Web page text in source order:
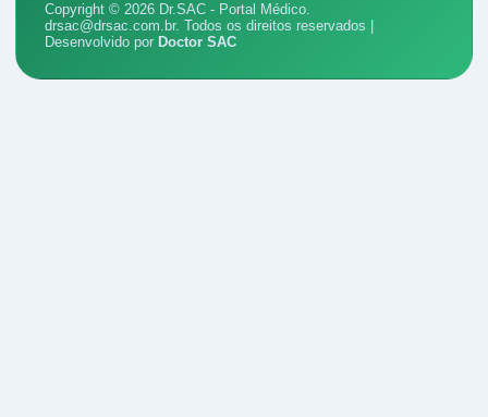
Copyright © 2026 Dr.SAC - Portal Médico.
drsac@drsac.com.br. Todos os direitos reservados |
Desenvolvido por Doctor SAC